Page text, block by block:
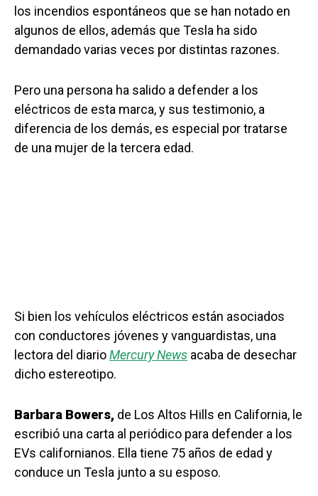
los incendios espontáneos que se han notado en
algunos de ellos, además que Tesla ha sido
demandado varias veces por distintas razones.
Pero una persona ha salido a defender a los
eléctricos de esta marca, y sus testimonio, a
diferencia de los demás, es especial por tratarse
de una mujer de la tercera edad.
Si bien los vehículos eléctricos están asociados
con conductores jóvenes y vanguardistas, una
lectora del diarioMercury News acaba de desechar
dicho estereotipo.
Barbara Bowers, de Los Altos Hills en California, le
escribió una carta al periódico para defender a los
EVs californianos. Ella tiene 75 años de edad y
conduce un Tesla junto a su esposo.